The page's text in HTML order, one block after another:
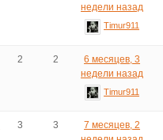
недели назад
Timur911
2 2
6 месяцев, 3
недели назад
Timur911
3 3
7 месяцев, 2